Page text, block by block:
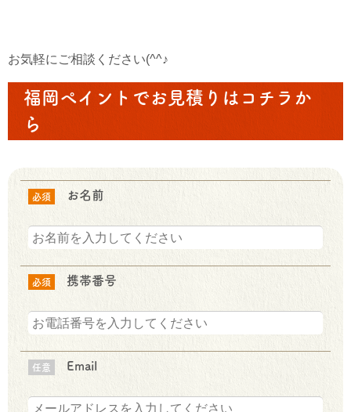
お気軽にご相談ください(^^♪
福岡ペイントでお見積りはコチラか
ら
必須 お名前
必須 携帯番号
任意 Email